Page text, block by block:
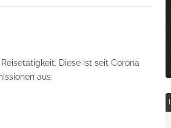
Diese ist seit Corona
aus.